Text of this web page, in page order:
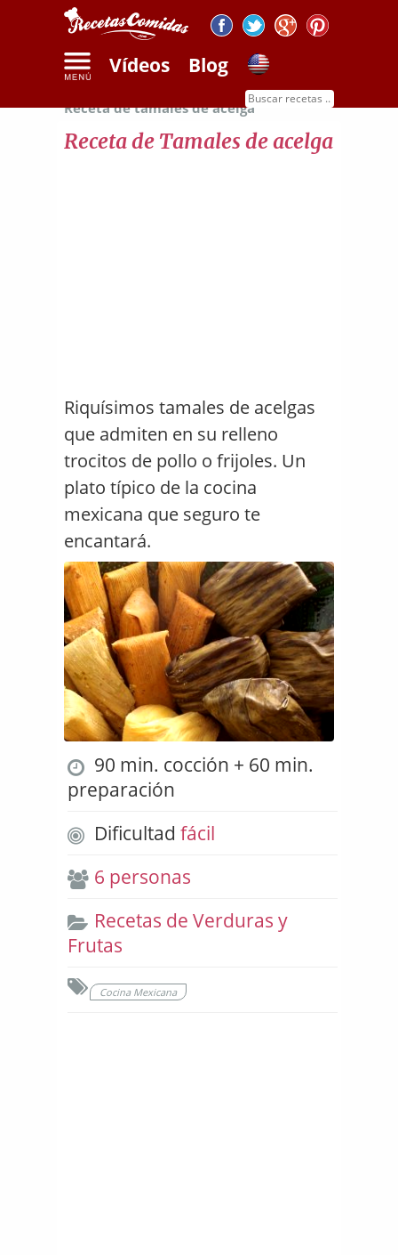
Vídeos Blog
Recetas de verduras y frutas
Receta de tamales de acelga
Receta de Tamales de acelga
Riquísimos tamales de acelgas
que admiten en su relleno
trocitos de pollo o frijoles. Un
plato típico de la cocina
mexicana que seguro te
encantará.
90 min. cocción + 60 min.
preparación
Dificultad fácil
6 personas
Recetas de Verduras y
Frutas
Cocina Mexicana